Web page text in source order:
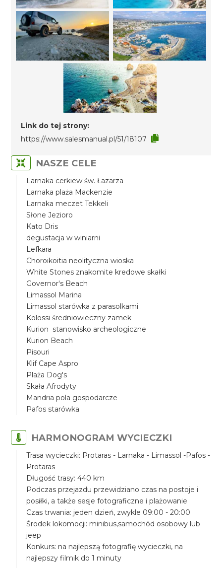
Link do tej strony:
https://www.salesmanual.pl/51/18107
NASZE CELE
Larnaka cerkiew św. Łazarza
Larnaka plaża Mackenzie
Larnaka meczet Tekkeli
Słone Jezioro
Kato Dris
degustacja w winiarni
Lefkara
Choroikoitia neolityczna wioska
White Stones znakomite kredowe skałki
Governor's Beach
Limassol Marina
Limassol starówka z parasolkami
Kolossi średniowieczny zamek
Kurion stanowisko archeologiczne
Kurion Beach
Pisouri
Klif Cape Aspro
Plaża Dog's
Skała Afrodyty
Mandria pola gospodarcze
Pafos starówka
HARMONOGRAM WYCIECZKI
Trasa wycieczki: Protaras - Larnaka - Limassol -Pafos -
Protaras
Długość trasy: 440 km
Podczas przejazdu przewidziano czas na postoje i
posiłki, a także sesje fotograficzne i plażowanie
Czas trwania: jeden dzień, zwykle 09:00 - 20:00
Środek lokomocji: minibus,samochód osobowy lub
jeep
Konkurs: na najlepszą fotografię wycieczki, na
najlepszy filmik do 1 minuty